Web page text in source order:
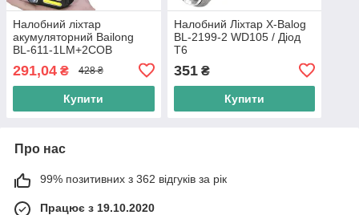
Налобний ліхтар
акумуляторний Bailong
BL-611-1LM+2COB
291,04 ₴ 428 ₴
Купити
Налобний Ліхтар X-Balog
BL-2199-2 WD105 / Діод
T6
351₴
Купити
Про нас
99% позитивних з 362 відгуків за рік
Працює з 19.10.2020